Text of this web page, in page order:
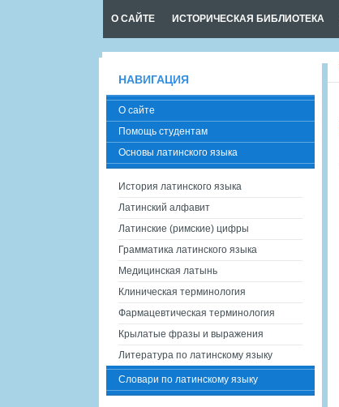
О САЙТЕ ИСТОРИЧЕСКАЯ БИБЛИОТЕКА
НАВИГАЦИЯ
О сайте
Помощь студентам
Основы латинского языка
История латинского языка
Латинский алфавит
Латинские (римские) цифры
Грамматика латинского языка
Медицинская латынь
Клиническая терминология
Фармацевтическая терминология
Крылатые фразы и выражения
Литература по латинскому языку
Словари по латинскому языку